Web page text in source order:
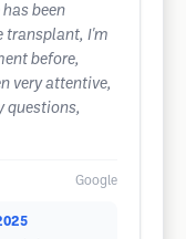
been
transplant, I'm
before,
very attentive,
questions,
Google